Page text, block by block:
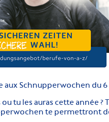
aux Schnupperwochen du 6
ou tu les auras cette année
te permettront